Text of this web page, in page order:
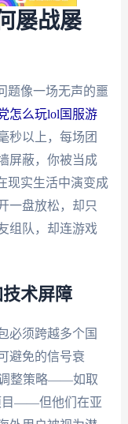
屡战屡
题像一场无声的噩
怎么玩lol国服游
秒以上，每场团
屏蔽，你被当成
现实生活中演变成
一盘放松，却只
组队，却连游戏
术屏障
必须跨越多个国
避免的信号衰
调整策略——如取
目——但他们在亚